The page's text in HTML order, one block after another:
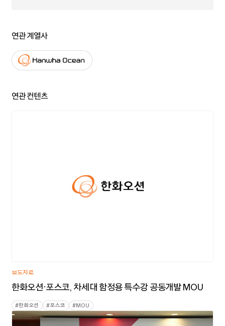
연관 계열사
연관 컨텐츠
보도자료
한화오션·포스코, 차세대 함정용 특수강 공동개발 MOU
#한화오션 #포스코 #MOU